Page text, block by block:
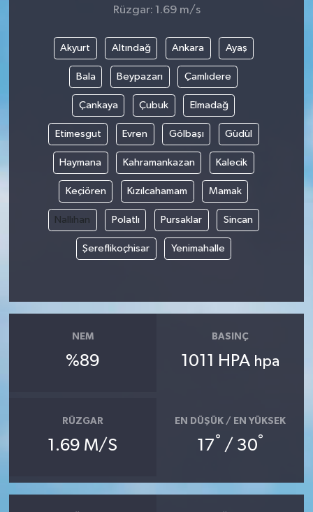
Rüzgar: 1.69 m/s
Akyurt Altındağ Ankara Ayaş
Bala Beypazarı Çamlıdere
Çankaya Çubuk Elmadağ
Etimesgut Evren Gölbaşı Güdül
Haymana Kahramankazan Kalecik
Keçiören Kızılcahamam Mamak
Nallıhan Polatlı Pursaklar Sincan
Şereflikoçhisar Yenimahalle
NEM
%89
BASINÇ
1011 HPA hpa
RÜZGAR
1.69 M/S
EN DÜŞÜK / EN YÜKSEK
17° / 30°